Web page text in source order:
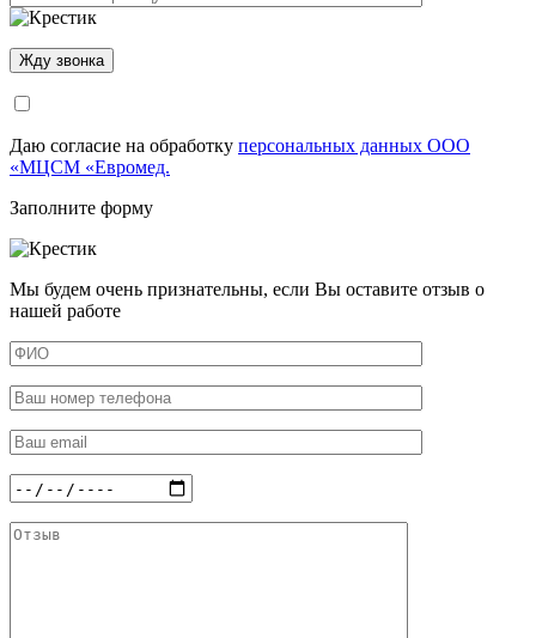
Даю согласие на обработку персональных данных ООО
«МЦСМ «Евромед.
Заполните форму
Мы будем очень признательны, если Вы оставите отзыв о
нашей работе